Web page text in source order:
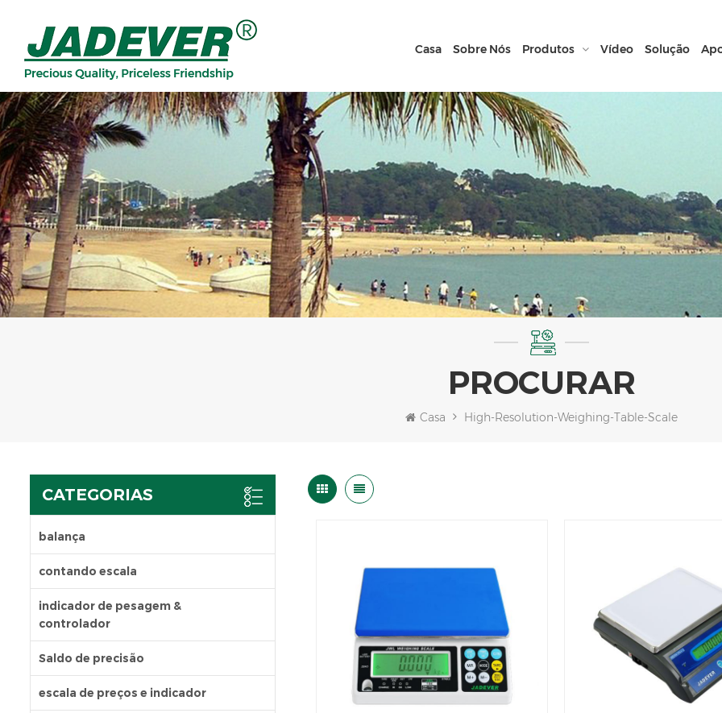
Casa Sobre Nós Produtos Vídeo Solução
PROCURAR
Casa High-Resolution-Weighing-Table-Scale
CATEGORIAS
balança
contando escala
indicador de pesagem &
controlador
Saldo de precisão
escala de preços e indicador